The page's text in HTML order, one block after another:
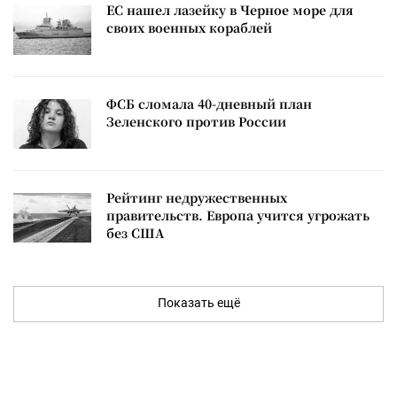
ЕС нашел лазейку в Черное море для
своих военных кораблей
ФСБ сломала 40-дневный план
Зеленского против России
Рейтинг недружественных
правительств. Европа учится угрожать
без США
Показать ещё